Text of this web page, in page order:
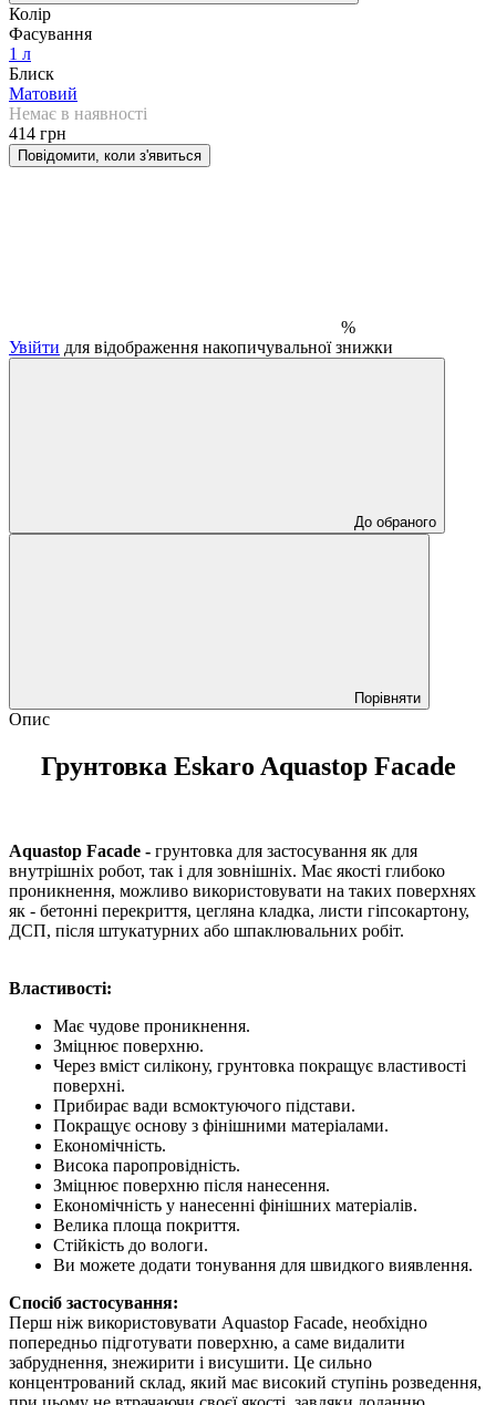
Колір
Фасування
1 л
Блиск
Матовий
Немає в наявності
414 грн
Повідомити, коли з'явиться
%
Увійти для відображення накопичувальної знижки
До обраного
Порівняти
Опис
Грунтовка Eskaro Aquastop Facade
Aquastop Facade - грунтовка для застосування як для
внутрішніх робот, так і для зовнішніх. Має якості глибоко
проникнення, можливо використовувати на таких поверхнях
як - бетонні перекриття, цегляна кладка, листи гіпсокартону,
ДСП, після штукатурних або шпаклювальних робіт.
Властивості:
Має чудове проникнення.
Зміцнює поверхню.
Через вміст силікону, грунтовка покращує властивості
поверхні.
Прибирає вади всмоктуючого підстави.
Покращує основу з фінішними матеріалами.
Економічність.
Висока паропровідність.
Зміцнює поверхню після нанесення.
Економічність у нанесенні фінішних матеріалів.
Велика площа покриття.
Стійкість до вологи.
Ви можете додати тонування для швидкого виявлення.
Спосіб застосування:
Перш ніж використовувати Aquastop Facade, необхідно
попередньо підготувати поверхню, а саме видалити
забруднення, знежирити і висушити. Це сильно
концентрований склад, який має високий ступінь розведення,